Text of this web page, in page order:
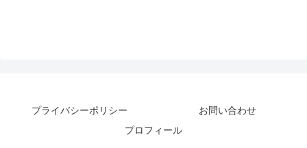
プライバシーポリシー
お問い合わせ
プロフィール